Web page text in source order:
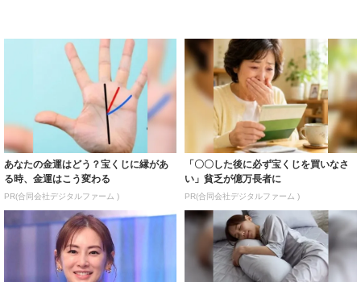
あなたの金運はどう？宝くじに縁があ
る時、金運はこう変わる
PR(合同会社デジタルファーム )
「〇〇した後に必ず宝くじを買いなさ
い」貧乏が億万長者に
PR(合同会社デジタルファーム )